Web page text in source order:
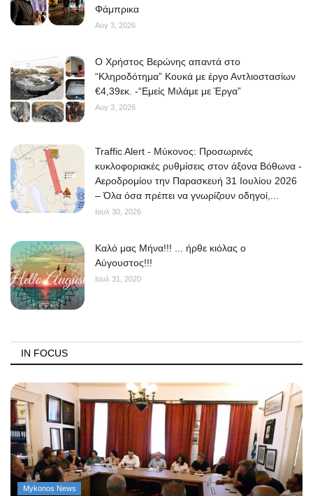
Φάμπρικα
Αυγ 3, 2026
O Χρήστος Βερώνης απαντά στο
“Κληροδότημα” Κουκά με έργο Αντλιοστασίων
€4,39εκ. -“Εμείς Μιλάμε με Έργα”
Αυγ 3, 2026
Traffic Alert - Μύκονος: Προσωρινές
κυκλοφοριακές ρυθμίσεις στον άξονα Βόθωνα -
Αεροδρομίου την Παρασκευή 31 Ιουλίου 2026
– Όλα όσα πρέπει να γνωρίζουν οδηγοί,...
Ιουλ 30, 2026
Kαλό μας Μήνα!!! ... ήρθε κιόλας ο
Αύγουστος!!!
Ιουλ 31, 2020
IN FOCUS
Mykonos News